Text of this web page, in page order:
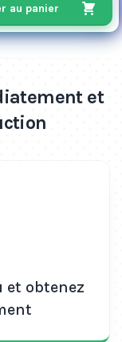
au panier
et
et obtenez